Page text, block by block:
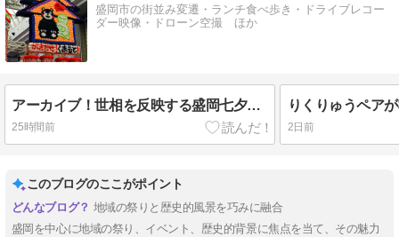
盛岡市の街並み変遷・ランチ食べ歩き・ドライブレコー
ダー映像・ドローン空撮 ほか
アーカイブ！世相を反映する盛岡七夕飾り
25時間前
りくりゅうペア
2日前
このブログのここがポイント
地域の祭りと歴史的風景を巧みに融合
盛岡を中心に地域の祭り、イベント、歴史的背景に焦点を当て、その魅力